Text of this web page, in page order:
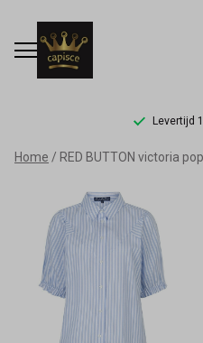
Levertijd
RED
BUTTON
victoria
poplin
stripe
Home RED BUTTON victoria